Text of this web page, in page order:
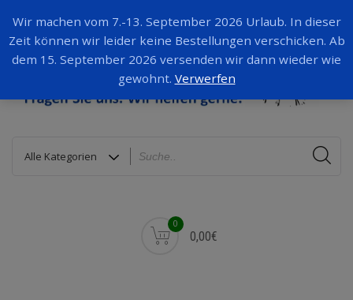
0
0,00€
Wir machen vom 7.-13. September 2026 Urlaub. In dieser
Zeit können wir leider keine Bestellungen verschicken. Ab
dem 15. September 2026 versenden wir dann wieder wie
gewohnt. Verwerfen